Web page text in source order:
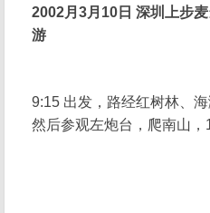
2002月3月10日 深圳上步
游
9:15 出发，路经红树林、
然后参观左炮台，爬南山